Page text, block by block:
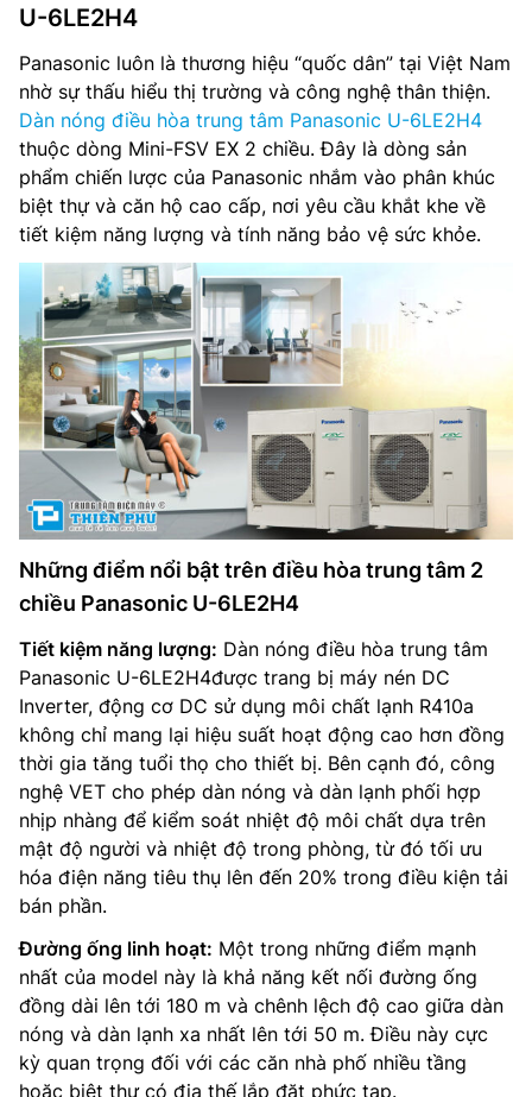
U-6LE2H4
Panasonic luôn là thương hiệu “quốc dân” tại Việt Nam
nhờ sự thấu hiểu thị trường và công nghệ thân thiện.
Dàn nóng điều hòa trung tâm Panasonic U-6LE2H4
thuộc dòng Mini-FSV EX 2 chiều. Đây là dòng sản
phẩm chiến lược của Panasonic nhắm vào phân khúc
biệt thự và căn hộ cao cấp, nơi yêu cầu khắt khe về
tiết kiệm năng lượng và tính năng bảo vệ sức khỏe.
Những điểm nổi bật trên điều hòa trung tâm 2
chiều Panasonic U-6LE2H4
Tiết kiệm năng lượng: Dàn nóng điều hòa trung tâm
Panasonic U-6LE2H4được trang bị máy nén DC
Inverter, động cơ DC sử dụng môi chất lạnh R410a
không chỉ mang lại hiệu suất hoạt động cao hơn đồng
thời gia tăng tuổi thọ cho thiết bị. Bên cạnh đó, công
nghệ VET cho phép dàn nóng và dàn lạnh phối hợp
nhịp nhàng để kiểm soát nhiệt độ môi chất dựa trên
mật độ người và nhiệt độ trong phòng, từ đó tối ưu
hóa điện năng tiêu thụ lên đến 20% trong điều kiện tải
bán phần.
Đường ống linh hoạt: Một trong những điểm mạnh
nhất của model này là khả năng kết nối đường ống
đồng dài lên tới 180 m và chênh lệch độ cao giữa dàn
nóng và dàn lạnh xa nhất lên tới 50 m. Điều này cực
kỳ quan trọng đối với các căn nhà phố nhiều tầng
hoặc biệt thự có địa thế lắp đặt phức tạp.